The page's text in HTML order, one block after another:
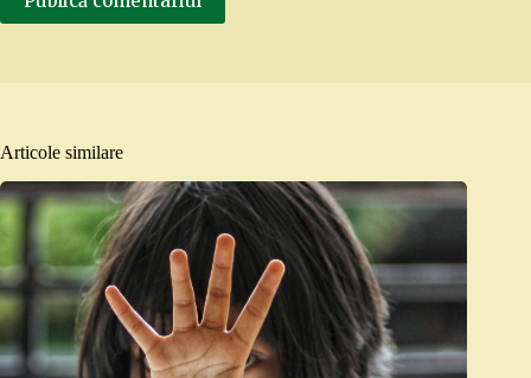
Articole similare